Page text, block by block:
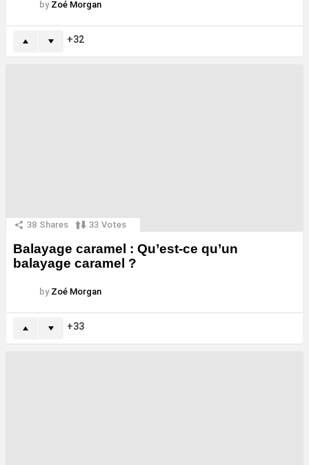
by Zoé Morgan
32
38 Shares 33 Votes
Balayage caramel : Qu’est-ce qu’un
balayage caramel ?
by Zoé Morgan
33